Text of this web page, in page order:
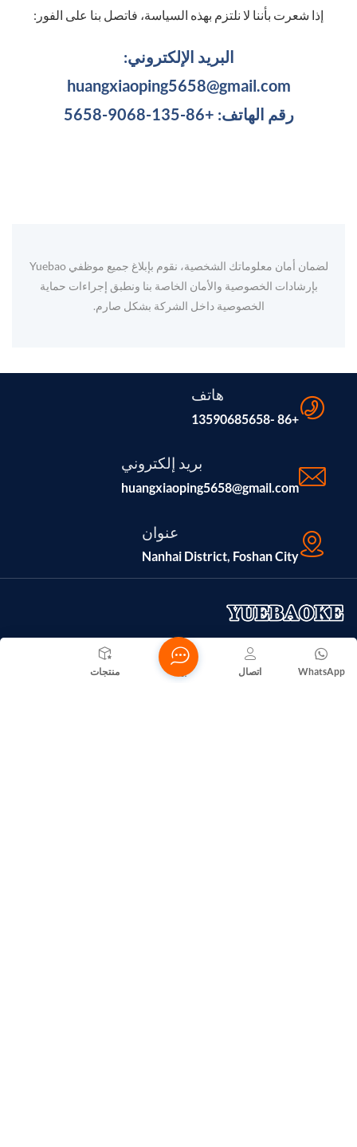
إذا شعرت بأننا لا نلتزم بهذه السياسة، فاتصل بنا على الفور:
البريد الإلكتروني:
huangxiaoping5658@gmail.com
رقم الهاتف: +86-135-9068-5658
لضمان أمان معلوماتك الشخصية، نقوم بإبلاغ جميع موظفي Yuebao
بإرشادات الخصوصية والأمان الخاصة بنا ونطبق إجراءات حماية
الخصوصية داخل الشركة بشكل صارم.
هاتف
+86 -13590685658
بريد إلكتروني
huangxiaoping5658@gmail.com
عنوان
Nanhai District, Foshan City
في مدينة فوشان بمقاطعة غوانغدونغ، وهي شركة متخصصة في
منتجات WhatsApp اتصال